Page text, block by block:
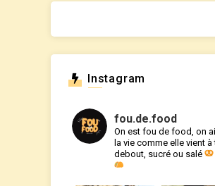
Instagram
fou.de.food
On est fou de food, on
la vie comme elle vient
debout, sucré ou salé